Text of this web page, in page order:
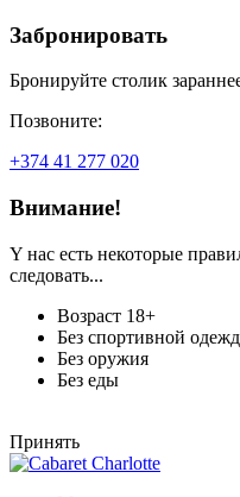
Забронировать
Бронируйте столик
Позвоните:
+374 41 277 020
Внимание!
Y нас есть некоторые
следовать...
Возраст 18+
Без спортивной
Без оружия
Без еды
Принять